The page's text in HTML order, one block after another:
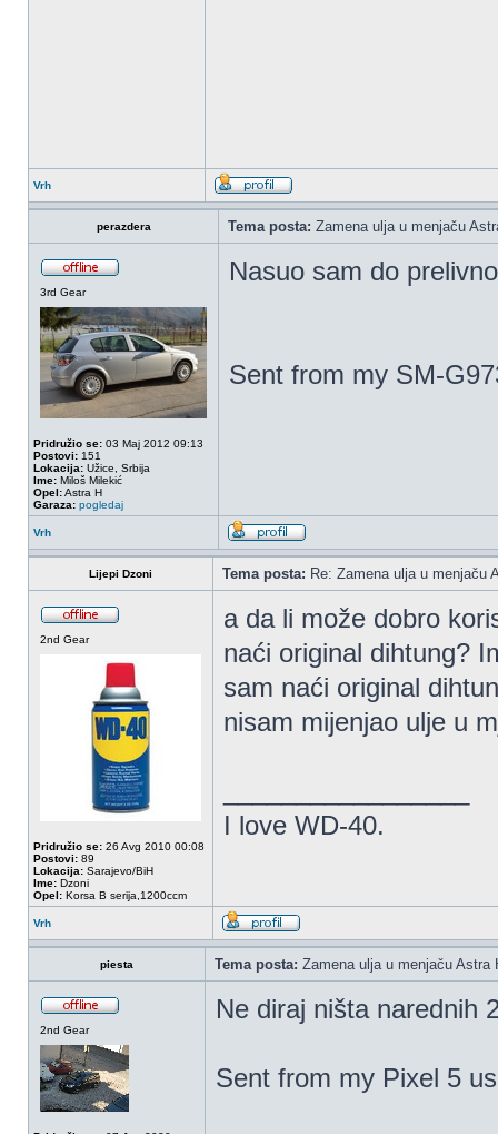
Vrh
perazdera Tema posta: Zamena ulja u menjaču
3rd Gear
Pridružio se: 03 Maj 2012 09:13
Postovi: 151
Lokacija: Užice, Srbija
Ime: Miloš Milekić
Opel:Astra H
Garaza: pogledaj
Nasuo sam do
Sent from my SM-
Vrh
Lijepi Dzoni Tema posta: Re: Zamena ulja u menjaču
2nd Gear
Pridružio se: 26 Avg 2010 00:08
Postovi: 89
Lokacija: Sarajevo/BiH
Ime: Dzoni
Opel: Korsa B serija,1200ccm
a da li može dobro
naći original dihtung?
sam naći original
nisam mijenjao ulje u
I love WD-40.
Vrh
piesta Tema posta: Zamena ulja u menjaču Astra
2nd Gear
Ne diraj ništa narednih
Sent from my Pixel 5